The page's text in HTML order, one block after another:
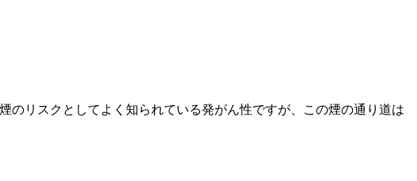
リスクとしてよく知られている発がん性ですが、この煙の通り道は